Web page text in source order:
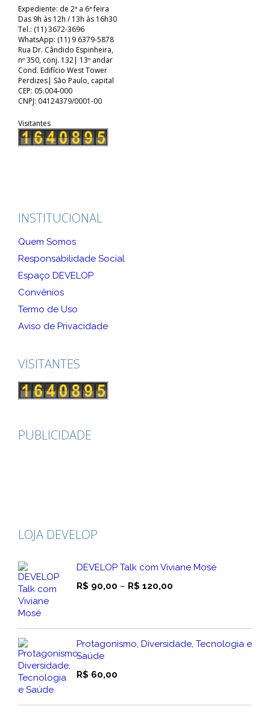
Expediente: de 2ª a 6ª feira
Das 9h às 12h / 13h às 16h30
Tel.: (11) 3672-3696
WhatsApp: (11) 9 6379-5878
Rua Dr. Cândido Espinheira,
nº 350, conj. 132| 13º andar
Cond. Edifício West Tower
Perdizes| São Paulo, capital
CEP: 05.004-000
CNPJ: 04124379/0001-00
Visitantes
INSTITUCIONAL
Quem Somos
Responsabilidade Social
Espaço DEVELOP
Convênios
Termo de Uso
Aviso de Privacidade
VISITANTES
PUBLICIDADE
LOJA DEVELOP
DEVELOP Talk com Viviane Mosé
R$ 90,00 – R$ 120,00
R$ 120,00
Protagonismo, Diversidade, Tecnologia e
Saúde
R$ 60,00